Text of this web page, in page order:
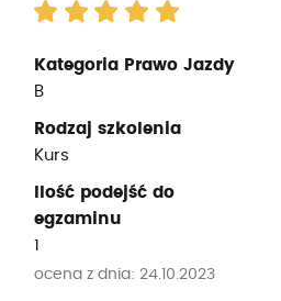
Kategoria Prawo Jazdy
B
Rodzaj szkolenia
Kurs
Ilość podejść do
egzaminu
1
ocena z dnia: 24.10.2023